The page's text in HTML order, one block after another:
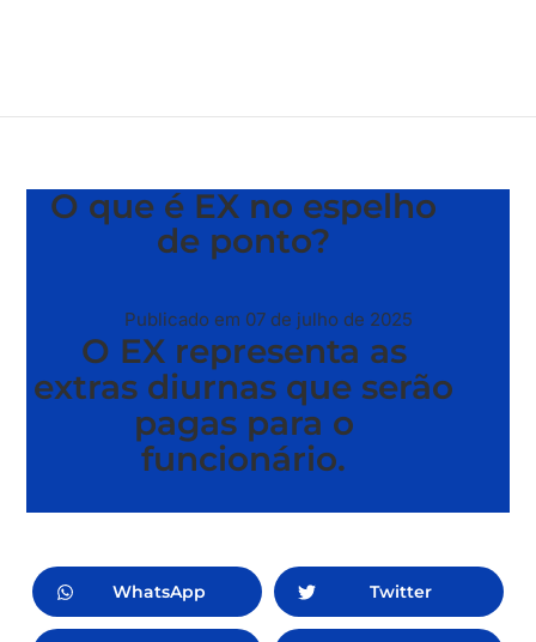
O que é EX no espelho
de ponto?
Publicado em 07 de julho de 2025
O EX representa as
extras diurnas que serão
pagas para o
funcionário.
WhatsApp Twitter